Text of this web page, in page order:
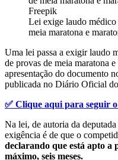
Lei exige laudo médico
meia maratona e
Uma lei passa a exigir laudo
de provas de meia maratona
apresentação do documento
publicada no Diário Oficial
✅ Clique aqui para seguir
Na lei, de autoria da
exigência é de que o
declarando que está apto
máximo, seis meses.